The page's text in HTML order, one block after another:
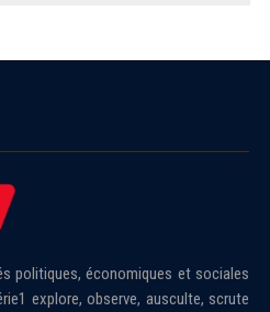
politiques, économiques et sociales
explore, observe, ausculte, scrute